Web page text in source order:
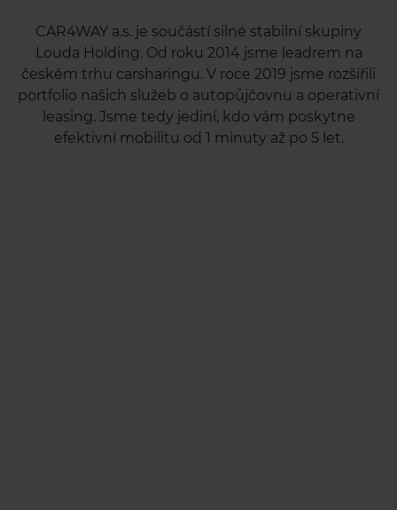
CAR4WAY a.s. je součástí silné stabilní skupiny
Louda Holding. Od roku 2014 jsme leadrem na
českém trhu carsharingu. V roce 2019 jsme rozšířili
portfolio našich služeb o autopůjčovnu a operativní
leasing. Jsme tedy jediní, kdo vám poskytne
efektivní mobilitu od 1 minuty až po 5 let.